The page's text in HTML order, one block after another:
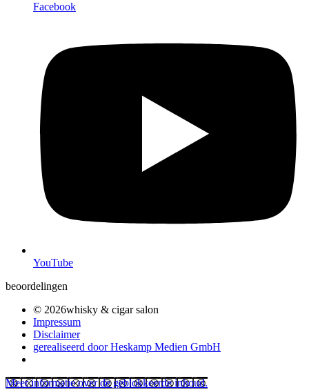
Facebook
YouTube
beoordelingen
© 2026whisky & cigar salon
Impressum
Disclaimer
gerealiseerd door Heskamp Medien GmbH
Meer informatie over de geblokkeerde inhoud.